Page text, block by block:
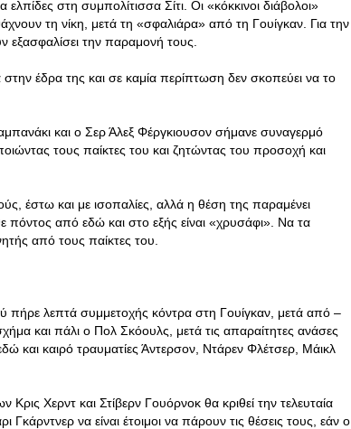
ελπίδες στη συμπολίτισσα Σίτι. Οι «κόκκινοι διάβολοι»
τη νίκη, μετά τη «σφαλιάρα» από τη Γουίγκαν. Για την
εξασφαλίσει την παραμονή τους.
στην έδρα της και σε καμία περίπτωση δεν σκοπεύει να το
και ο Σερ Άλεξ Φέργκιουσον σήμανε συναγερμό
τους παίκτες του και ζητώντας του προσοχή και
έστω και με ισοπαλίες, αλλά η θέση της παραμένει
πόντος από εδώ και στο εξής είναι «χρυσάφι». Να τα
από τους παίκτες του.
πήρε λεπτά συμμετοχής κόντρα στη Γουίγκαν, μετά από –
και πάλι ο Πολ Σκόουλς, μετά τις απαραίτητες ανάσες
και καιρό τραυματίες Άντερσον, Ντάρεν Φλέτσερ, Μάικλ
Χερντ και Στίβερν Γουόρνοκ θα κριθεί την τελευταία
Γκάρντνερ να είναι έτοιμοι να πάρουν τις θέσεις τους, εάν ο